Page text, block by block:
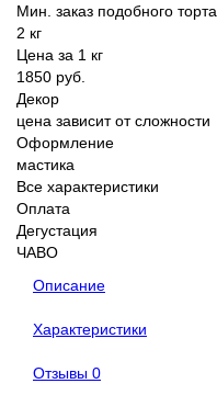
Мин. заказ подобного торта
2 кг
Цена за 1 кг
1850 руб.
Декор
цена зависит от сложности
Оформление
мастика
Все характеристики
Оплата
Дегустация
ЧАВО
Описание
Характеристики
Отзывы 0